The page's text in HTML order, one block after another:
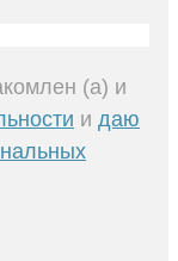
(а) и
и даю